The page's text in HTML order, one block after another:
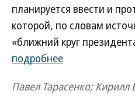
планируется ввести и
которой, по словам
«ближний круг
подробнее
Павел Тарасенко;